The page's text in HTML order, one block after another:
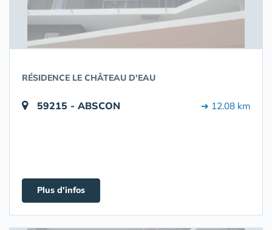
RÉSIDENCE LE CHÂTEAU D'EAU
59215 - ABSCON ➔ 12.08 km
Plus d'infos